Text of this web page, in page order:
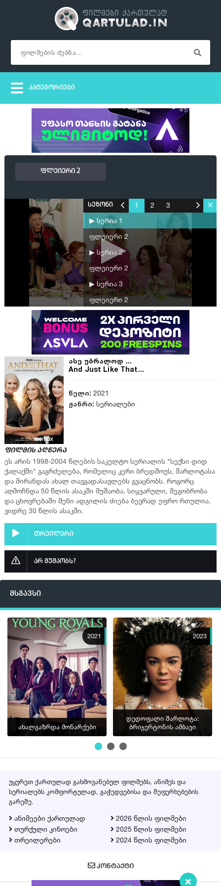
ფლეიერი 2
სეზონი 1 2
3
▶ სერია 1
ფლეიერი 2
▶ სერია 2
ფლეიერი 2
▶ სერია 3
ფლეიერი 2
▶ სერია 4
ფლეიერი 2
▶ სერია 5
ფლეიერი 2
ფლეიერი 2
▶ სერია 7
ფლეიერი 2
▶ სერია 9
ფლეიერი 2
▶ სერია 10
ასე უბრალოდ ...
And Just Like That...
წელი: 2021
ჟანრი: სერიალები
ფილმის აღწერა
ეს არის 1998-2004 წლების საკულტო სერიალის "სექსი დიდ
ქალაქში" გაგრძელება, რომელიც კერი ბრედშოუს, შარლოტასა
და მირანდას ახალ თავგადასავლებს გვაცნობს. როგორც
აღმოჩნდა 50 წლის ასაკში მუშაობა, სიყვარული, მეგობრობა
და ცხოვრებაში შენი ადგილის ძიება ბევრად უფრო რთულია,
ვიდრე 30 წლის ასაკში.
თრეილერი
არ მუშაობს?
მსგავსი
2021
ახალგაზრდა მონარქები
2023
დედოფალი შარლოტა:
ბრიჯერტონის ამბავი
უყურეთ ქართულად გახმოვანებულ ფილმებს, ანიმეს და
სერიალებს კომფორტულად, გაჭედვებისა და შეფერხებების
გარეშე.
ანიმეები ქართულად
თურქული კინოები
თრეილერები
2026 წლის ფილმები
2025 წლის ფილმები
2024 წლის ფილმები
ᲙᲝᲜᲢᲐᲥᲢᲘ